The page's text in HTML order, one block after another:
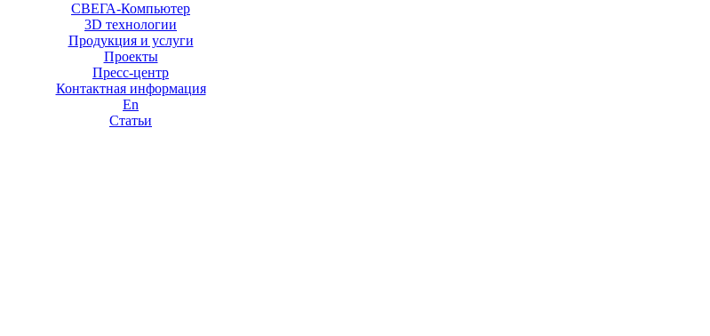
СВЕГА-Компьютер
3D технологии
Продукция и услуги
Проекты
Пресс-центр
Контактная информация
En
Статьи